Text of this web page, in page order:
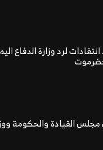
انتقادات لرد وزارة الدفاع
القيادة والحكومة